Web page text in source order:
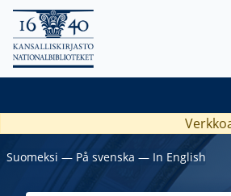
Suomeksi ― På svenska ― In English